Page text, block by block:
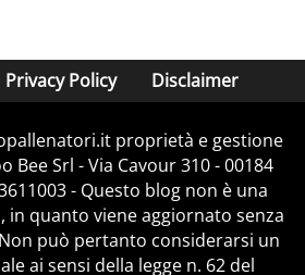
Privacy Policy Disclaimer
proprietà e gestione
Bee Srl - Via Cavour 310 - 00184
- Questo blog non è una
in quanto viene aggiornato senza
può pertanto considerarsi un
ai sensi della legge n. 62 del